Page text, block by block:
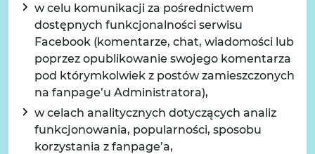
w celu komunikacji za pośrednictwem
dostępnych funkcjonalności serwisu
Facebook (komentarze, chat, wiadomości lub
poprzez opublikowanie swojego komentarza
pod którymkolwiek z postów zamieszczonych
na fanpage’u Administratora),
w celach analitycznych dotyczących analiz
funkcjonowania, popularności, sposobu
korzystania z fanpage’a,